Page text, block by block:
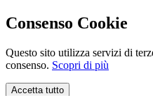
Consenso Cookie
Questo sito utilizza servizi di
consenso. Scopri di più
Accetta tutto